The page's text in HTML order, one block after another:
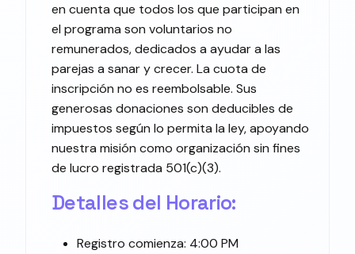
en cuenta que todos los que participan en
el programa son voluntarios no
remunerados, dedicados a ayudar a las
parejas a sanar y crecer. La cuota de
inscripción no es reembolsable. Sus
generosas donaciones son deducibles de
impuestos según lo permita la ley, apoyando
nuestra misión como organización sin fines
de lucro registrada 501(c)(3).
Detalles del Horario:
Registro comienza: 4:00 PM